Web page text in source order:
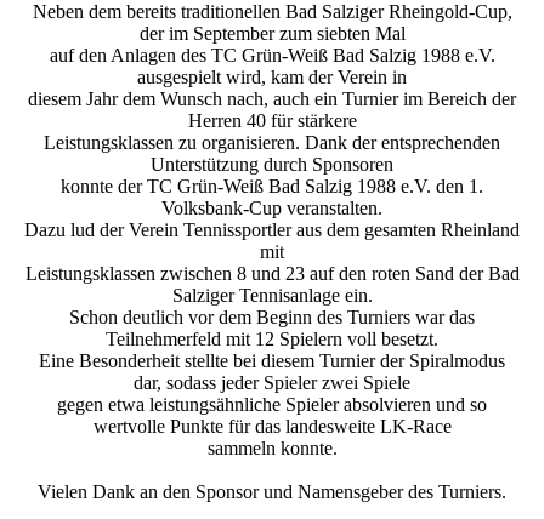
Neben dem bereits traditionellen Bad Salziger Rheingold-Cup,
der im September zum siebten Mal
auf den Anlagen des TC Grün-Weiß Bad Salzig 1988 e.V.
ausgespielt wird, kam der Verein in
diesem Jahr dem Wunsch nach, auch ein Turnier im Bereich der
Herren 40 für stärkere
Leistungsklassen zu organisieren. Dank der entsprechenden
Unterstützung durch Sponsoren
konnte der TC Grün-Weiß Bad Salzig 1988 e.V. den 1.
Volksbank-Cup veranstalten.
Dazu lud der Verein Tennissportler aus dem gesamten Rheinland
mit
Leistungsklassen zwischen 8 und 23 auf den roten Sand der Bad
Salziger Tennisanlage ein.
Schon deutlich vor dem Beginn des Turniers war das
Teilnehmerfeld mit 12 Spielern voll besetzt.
Eine Besonderheit stellte bei diesem Turnier der Spiralmodus
dar, sodass jeder Spieler zwei Spiele
gegen etwa leistungsähnliche Spieler absolvieren und so
wertvolle Punkte für das landesweite LK-Race
sammeln konnte.
Vielen Dank an den Sponsor und Namensgeber des Turniers.